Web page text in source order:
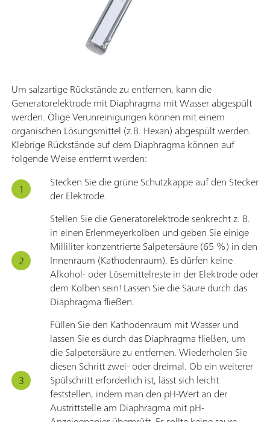
Um salzartige Rückstände zu entfernen, kann die
Generatorelektrode mit Diaphragma mit Wasser abgespült
werden. Ölige Verunreinigungen können mit einem
organischen Lösungsmittel (z.B. Hexan) abgespült werden.
Klebrige Rückstände auf dem Diaphragma können auf
folgende Weise entfernt werden:
Stecken Sie die grüne Schutzkappe auf den Stecker
der Elektrode.
Stellen Sie die Generatorelektrode senkrecht z. B.
in einen Erlenmeyerkolben und geben Sie einige
Milliliter konzentrierte Salpetersäure (65 %) in den
Innenraum (Kathodenraum). Es dürfen keine
Alkohol- oder Lösemittelreste in der Elektrode oder
dem Kolben sein! Lassen Sie die Säure durch das
Diaphragma fließen.
Füllen Sie den Kathodenraum mit Wasser und
lassen Sie es durch das Diaphragma fließen, um
die Salpetersäure zu entfernen. Wiederholen Sie
diesen Schritt zwei- oder dreimal. Ob ein weiterer
Spülschritt erforderlich ist, lässt sich leicht
feststellen, indem man den pH-Wert an der
Austrittstelle am Diaphragma mit pH-